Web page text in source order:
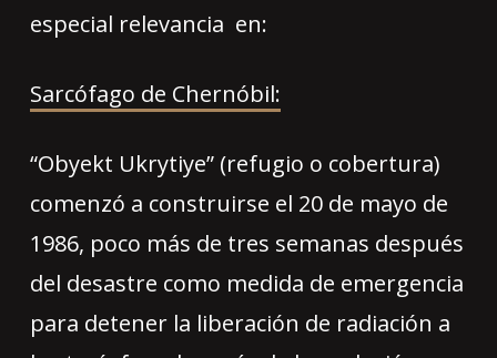
especial relevancia en:
Sarcófago de Chernóbil:
“Obyekt Ukrytiye” (refugio o cobertura)
comenzó a construirse el 20 de mayo de
1986, poco más de tres semanas después
del desastre como medida de emergencia
para detener la liberación de radiación a